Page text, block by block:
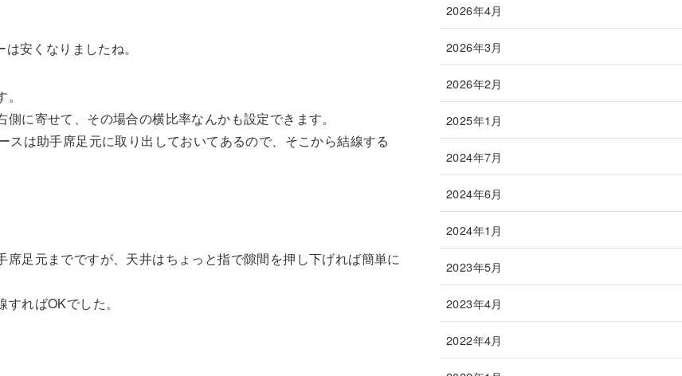
安くなりましたね。
に寄せて、その場合の横比率なんかも設定できます。
は助手席足元に取り出しておいてあるので、そこから結線する
足元までですが、天井はちょっと指で隙間を押し下げれば簡単に
ればOKでした。
2026年4月
2026年3月
2026年2月
2025年1月
2024年7月
2024年6月
2024年1月
2023年5月
2023年4月
2022年4月